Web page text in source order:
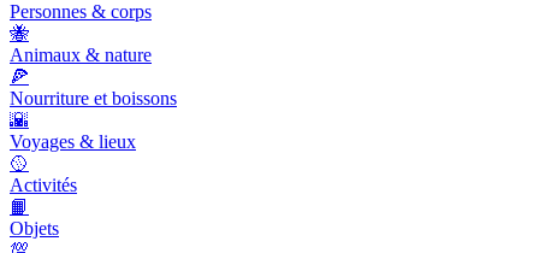
Personnes & corps
🐝
Animaux & nature
🍕
Nourriture et boissons
🌇
Voyages & lieux
🥎
Activités
📙
Objets